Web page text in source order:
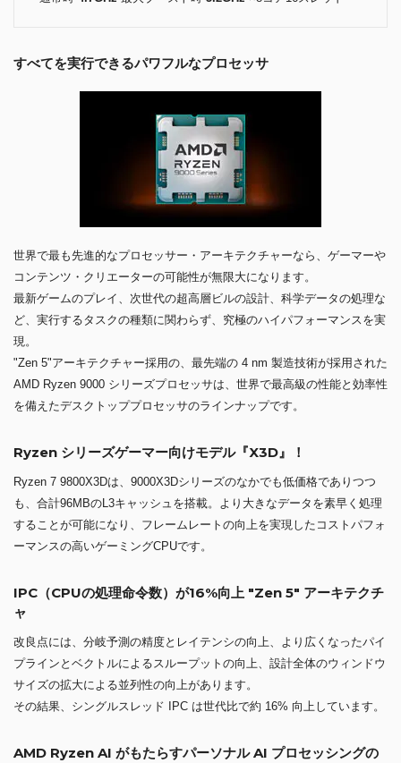
すべてを実行できるパワフルなプロセッサ
世界で最も先進的なプロセッサー・アーキテクチャーなら、ゲーマーや
コンテンツ・クリエーターの可能性が無限大になります。
最新ゲームのプレイ、次世代の超高層ビルの設計、科学データの処理な
ど、実行するタスクの種類に関わらず、究極のハイパフォーマンスを実
現。
"Zen 5"アーキテクチャー採用の、最先端の 4 nm 製造技術が採用された
AMD Ryzen 9000 シリーズプロセッサは、世界で最高級の性能と効率性
を備えたデスクトッププロセッサのラインナップです。
Ryzen シリーズゲーマー向けモデル『X3D』！
Ryzen 7 9800X3Dは、9000X3Dシリーズのなかでも低価格でありつつ
も、合計96MBのL3キャッシュを搭載。より大きなデータを素早く処理
することが可能になり、フレームレートの向上を実現したコストパフォ
ーマンスの高いゲーミングCPUです。
IPC（CPUの処理命令数）が16%向上 "Zen 5" アーキテクチ
ャ
改良点には、分岐予測の精度とレイテンシの向上、より広くなったパイ
プラインとベクトルによるスループットの向上、設計全体のウィンドウ
サイズの拡大による並列性の向上があります。
その結果、シングルスレッド IPC は世代比で約 16% 向上しています。
AMD Ryzen AI がもたらすパーソナル AI プロセッシングの